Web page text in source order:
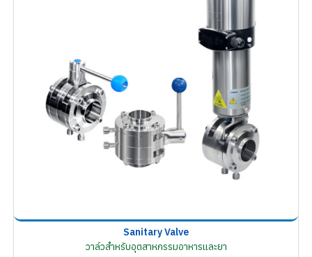
Sanitary Valve
วาล์วสำหรับอุตสาหกรรมอาหารและยา